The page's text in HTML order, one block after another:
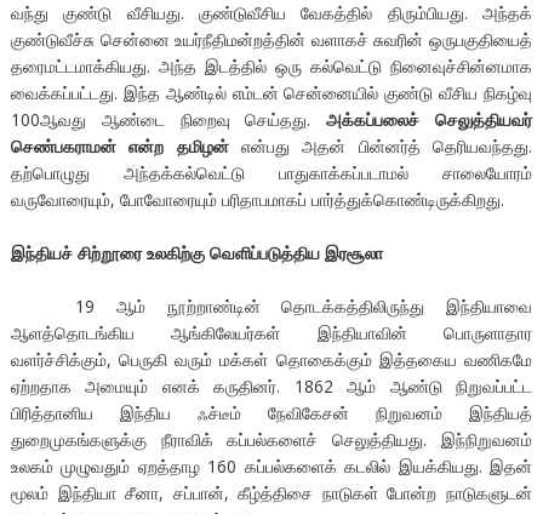
வந்து குண்டு வீசியது. குண்டுவீசிய வேகத்தில் திரும்பியது. அந்தக்
குண்டுவீச்சு சென்னை உயர்நீதிமன்றத்தின் வளாகச் சுவரின் ஒருபகுதியைத்
தரைமட்டமாக்கியது. அந்த இடத்தில் ஒரு கல்வெட்டு நினைவுச்சின்னமாக
வைக்கப்பட்டது. இந்த ஆண்டில் எம்டன் சென்னையில் குண்டு வீசிய நிகழ்வு
100ஆவது ஆண்டை நிறைவு செய்தது.அக்கப்பலைச் செலுத்தியவர்
செண்பகராமன் என்ற தமிழன்என்பது அதன் பின்னர்த் தெரியவந்தது.
தற்பொழுது அந்தக்கல்வெட்டு பாதுகாக்கப்படாமல் சாலையோரம்
வருவோரையும், போவோரையும் பரிதாபமாகப் பார்த்துக்கொண்டிருக்கிறது.
இந்தியச் சிற்றூரை உலகிற்கு வெளிப்படுத்திய இரசூலா
19 ஆம் நூற்றாண்டின் தொடக்கத்திலிருந்து இந்தியாவை
ஆளத்தொடங்கிய ஆங்கிலேயர்கள் இந்தியாவின் பொருளாதார
வளர்ச்சிக்கும், பெருகி வரும் மக்கள் தொகைக்கும் இத்தகைய வணிகமே
ஏற்றதாக அமையும் எனக் கருதினர். 1862 ஆம் ஆண்டு நிறுவப்பட்ட
பிரித்தானிய இந்திய ஃச்டீம் நேவிகேசன் நிறுவனம் இந்தியத்
துறைமுகங்களுக்கு நீராவிக் கப்பல்களைச் செலுத்தியது. இந்நிறுவனம்
உலகம் முழுவதும் ஏறத்தாழ 160 கப்பல்களைக் கடலில் இயக்கியது. இதன்
மூலம் இந்தியா சீனா, சப்பான், கீழ்த்திசை நாடுகள் போன்ற நாடுகளுடன்